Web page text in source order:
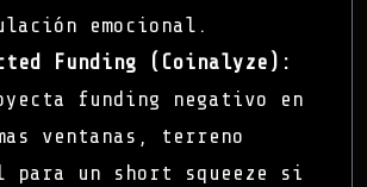
emocional.
Funding (Coinalyze):
funding negativo en
ventanas, terreno
un short squeeze si